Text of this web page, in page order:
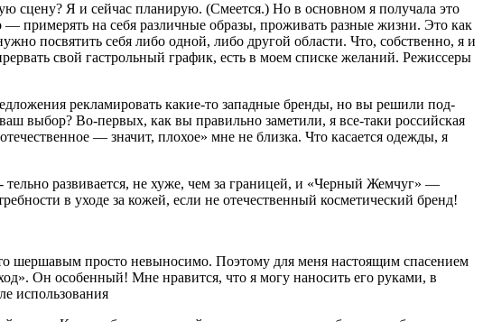
Я и сейчас плани­рую. (Смеется.) Но в основном я получала это
— примерять на себя различные образы, про­живать разные жизни. Это как
посвятить себя либо одной, либо другой области. Что, соб­ственно, я и
свой гастроль­ный график, есть в моем списке желаний. Режиссеры
рекла­мировать какие-то западные бренды, но вы решили под­
выбор? Во-первых, как вы правильно заметили, я все-таки российская
— значит, плохое» мне не близка. Что касается одеж­ды, я
развивается, не хуже, чем за границей, и «Черный Жемчуг» —
в уходе за ко­жей, если не отечественный косметический бренд!
шершавым просто невыносимо. Поэто­му для меня настоящим спа­сением
Он особенный! Мне нравится, что я могу наносить его руками, в
использования